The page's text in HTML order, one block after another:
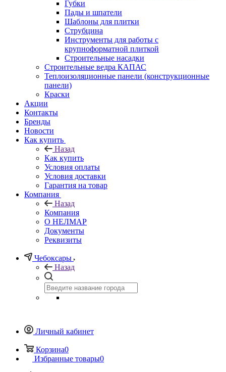
Губки
Пады и шпатели
Шаблоны для плитки
Струбцина
Инструменты для работы с
крупноформатной плиткой
Строительные насадки
Строительные ведра КАПАС
Теплоизоляционные панели (конструкционные
панели)
Краски
Акции
Контакты
Бренды
Новости
Как купить
Назад
Как купить
Условия оплаты
Условия доставки
Гарантия на товар
Компания
Назад
Компания
О НЕЛМАР
Документы
Реквизиты
Чебоксары
Назад
Личный кабинет
Корзина0
Избранные товары0